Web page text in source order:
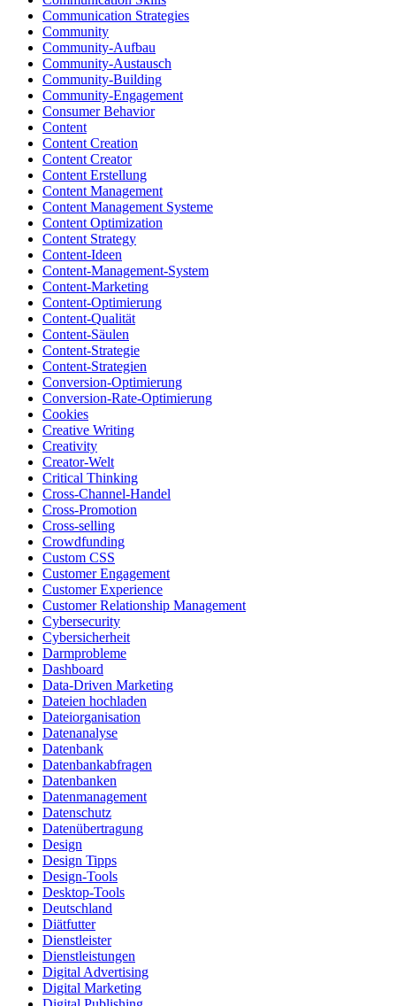
Communication Strategies
Community
Community-Aufbau
Community-Austausch
Community-Building
Community-Engagement
Consumer Behavior
Content
Content Creation
Content Creator
Content Erstellung
Content Management
Content Management Systeme
Content Optimization
Content Strategy
Content-Ideen
Content-Management-System
Content-Marketing
Content-Optimierung
Content-Qualität
Content-Säulen
Content-Strategie
Content-Strategien
Conversion-Optimierung
Conversion-Rate-Optimierung
Cookies
Creative Writing
Creativity
Creator-Welt
Critical Thinking
Cross-Channel-Handel
Cross-Promotion
Cross-selling
Crowdfunding
Custom CSS
Customer Engagement
Customer Experience
Customer Relationship Management
Cybersecurity
Cybersicherheit
Darmprobleme
Dashboard
Data-Driven Marketing
Dateien hochladen
Dateiorganisation
Datenanalyse
Datenbank
Datenbankabfragen
Datenbanken
Datenmanagement
Datenschutz
Datenübertragung
Design
Design Tipps
Design-Tools
Desktop-Tools
Deutschland
Diätfutter
Dienstleister
Dienstleistungen
Digital Advertising
Digital Marketing